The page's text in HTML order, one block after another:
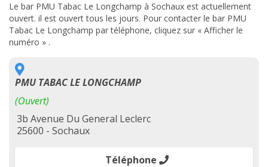
Le bar PMU Tabac Le Longchamp à Sochaux est actuellement
ouvert. il est ouvert tous les jours. Pour contacter le bar PMU
Tabac Le Longchamp par téléphone, cliquez sur « Afficher le
numéro » .
PMU TABAC LE LONGCHAMP
(Ouvert)
3b Avenue Du General Leclerc
25600 - Sochaux
Téléphone